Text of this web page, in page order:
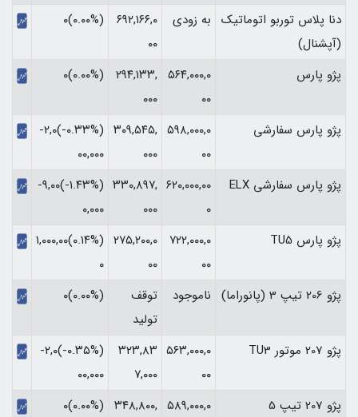
دنا پلاس توربو اتوماتیک
(آپشنال)
به زودی
۶۹۲,۱۶۶,۰
۰۰
(۰.۰۰%)۰
پژو پارس
۵۶۴,۰۰۰,۰
۰۰
۲۹۴,۱۳۳,
۰۰۰
(۰.۰۰%)۰
پژو پارس سفارشی
۵۹۸,۰۰۰,۰
۰۰
۳۰۹,۵۴۵,
۰۰۰
(‎-۰.۳۳%‏)‎-۲,۰
۰۰,۰۰۰‏
پژو پارس سفارشی ELX
۶۲۰,۰۰۰,۰۰
۰
۳۳۰,۸۹۷,
۰۰۰
(‎-۱.۴۳%‏)‎-۹,۰۰
۰,۰۰۰‏
پژو پارس TU5
۷۲۲,۰۰۰,۰
۰۰
۲۷۵,۲۰۰,۰
۰۰
(‎۰.۱۴%‏)‎۱,۰۰۰,۰۰
۰‏
پژو 206 تیپ 3 (پانوراما)
ناموجود
توقف
تولید
(۰.۰۰%)۰
پژو 207 موتور TU3
۵۶۳,۰۰۰,۰
۰۰
۳۲۳,۸۳
۷,۰۰۰
(‎-۰.۳۵%‏)‎-۲,۰
۰۰,۰۰۰‏
پژو 207 تیپ 5
۵۸۹,۰۰۰,۰ ۳۴۸,۸۰۰, (۰.۰۰%)۰